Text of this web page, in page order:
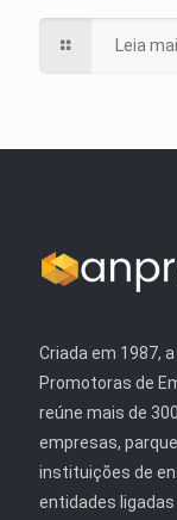
Leia
Criada em 1987,
Promotoras de
reúne mais de
empresas,
instituições de
entidades ligadas